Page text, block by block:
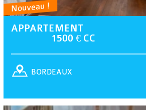
Nouveau !
APPARTEMENT
1500 € CC
BORDEAUX